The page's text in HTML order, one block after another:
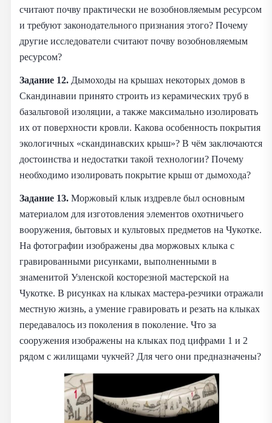
считают почву практически не возобновляемым ресурсом
и требуют законодательного признания этого? Почему
другие исследователи считают почву возобновляемым
ресурсом?
Задание 12. Дымоходы на крышах некоторых домов в
Скандинавии принято строить из керамических труб в
базальтовой изоляции, а также максимально изолировать
их от поверхности кровли. Какова особенность покрытия
экологичных «скандинавских крыш»? В чём заключаются
достоинства и недостатки такой технологии? Почему
необходимо изолировать покрытие крыш от дымохода?
Задание 13. Моржовый клык издревле был основным
материалом для изготовления элементов охотничьего
вооружения, бытовых и культовых предметов на Чукотке.
На фотографии изображены два моржовых клыка с
гравированными рисунками, выполненными в
знаменитой Узленской косторезной мастерской на
Чукотке. В рисунках на клыках мастера-резчики отражали
местную жизнь, а умение гравировать и резать на клыках
передавалось из поколения в поколение. Что за
сооружения изображены на клыках под цифрами 1 и 2
рядом с жилищами чукчей? Для чего они предназначены?